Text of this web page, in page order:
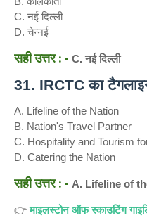
C. नई दिल्ली
D. चेन्नई
सही उत्तर : - C. नई दिल्ली
31. IRCTC का
A. Lifeline of the Nation
B. Nation's Travel Partner
C. Hospitality and Tourism
D. Catering the Nation
सही उत्तर : - A. Lifeline of
👉माइलस्टोन ऑफ स्काउटिंग